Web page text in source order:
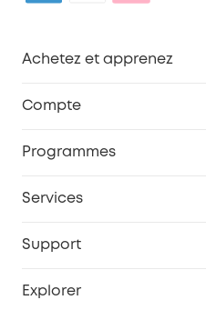
Achetez et apprenez
Compte
Programmes
Services
Support
Explorer